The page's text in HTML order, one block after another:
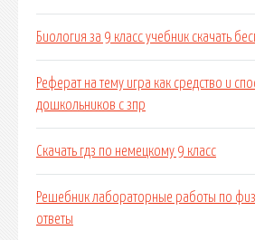
Биология за 9 класс учебник скачать
Реферат на тему игра как средство и
дошкольников с зпр
Скачать гдз по немецкому 9 класс
Решебник лабораторные работы по
ответы